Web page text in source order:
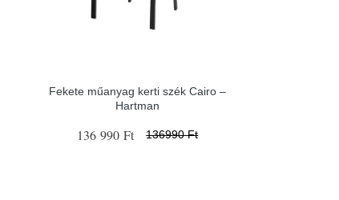
Fekete műanyag kerti szék Cairo –
Hartman
136 990 Ft 136990 Ft